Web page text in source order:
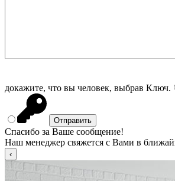
докажите, что вы человек, выбрав Ключ.
Спасибо за Ваше сообщение!
Наш менеджер свяжется с Вами в